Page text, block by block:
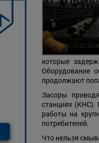
которые
Оборудование
продолжают
Засоры
станциях (КНС).
работы на
потребителей.
Что нельзя